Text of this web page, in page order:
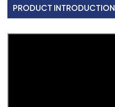
PRODUCT INTRODUCTION